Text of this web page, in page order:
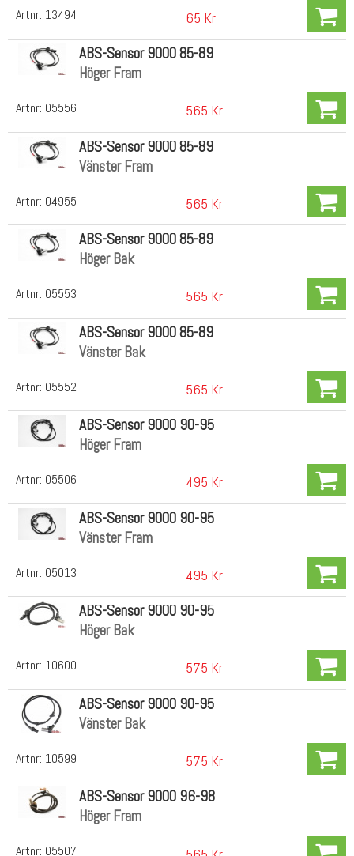
Artnr: 13494 65 Kr
Artnr: 05556
ABS-Sensor 9000 85-89
Höger Fram
565 Kr
Artnr: 04955
ABS-Sensor 9000 85-89
Vänster Fram
565 Kr
Artnr: 05553
ABS-Sensor 9000 85-89
Höger Bak
565 Kr
Artnr: 05552
ABS-Sensor 9000 85-89
Vänster Bak
565 Kr
Artnr: 05506
ABS-Sensor 9000 90-95
Höger Fram
495 Kr
Artnr: 05013
ABS-Sensor 9000 90-95
Vänster Fram
495 Kr
Artnr: 10600
ABS-Sensor 9000 90-95
Höger Bak
575 Kr
Artnr: 10599
ABS-Sensor 9000 90-95
Vänster Bak
575 Kr
Artnr: 05507
ABS-Sensor 9000 96-98
Höger Fram